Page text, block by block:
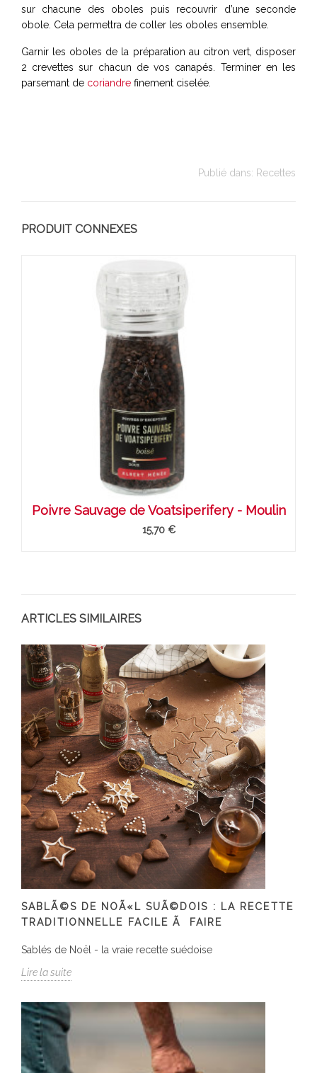
sur chacune des oboles puis recouvrir d’une seconde
obole. Cela permettra de coller les oboles ensemble.
Garnir les oboles de la préparation au citron vert, disposer
2 crevettes sur chacun de vos canapés. Terminer en les
parsemant de coriandre finement ciselée.
Publié dans: Recettes
PRODUIT CONNEXES
Poivre Sauvage de Voatsiperifery - Moulin
15,70 €
ARTICLES SIMILAIRES
SABLÃ©S DE NOÃ«L SUÃ©DOIS : LA RECETTE
TRADITIONNELLE FACILE Ã FAIRE
Sablés de Noël - la vraie recette suédoise
Lire la suite